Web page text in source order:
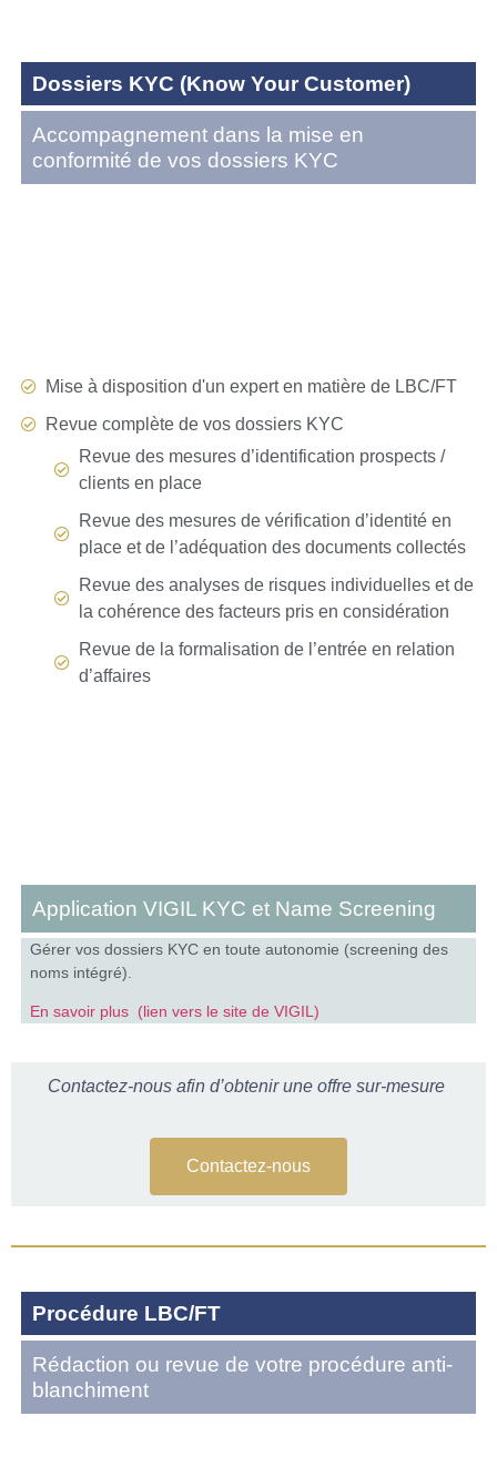
Dossiers KYC (Know Your Customer)
Accompagnement dans la mise en
conformité de vos dossiers KYC
Mise à disposition d'un expert en matière de LBC/FT
Revue complète de vos dossiers KYC
Revue des mesures d’identification prospects /
clients en place
Revue des mesures de vérification d’identité en
place et de l’adéquation des documents collectés
Revue des analyses de risques individuelles et de
la cohérence des facteurs pris en considération
Revue de la formalisation de l’entrée en relation
d’affaires
Application VIGIL KYC et Name Screening
Gérer vos dossiers KYC en toute autonomie (screening des
noms intégré).
En savoir plus (lien vers le site de VIGIL)
Contactez-nous afin d’obtenir une offre sur-mesure
Contactez-nous
Procédure LBC/FT
Rédaction ou revue de votre procédure anti-
blanchiment